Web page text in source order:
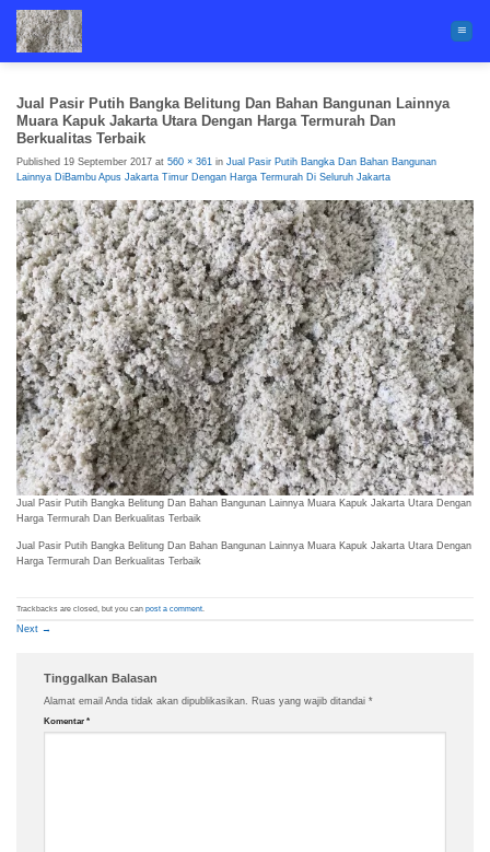
content
Jual Pasir Putih Bangka Belitung Dan Bahan Bangunan Lainnya
Muara Kapuk Jakarta Utara Dengan Harga Termurah Dan
Berkualitas Terbaik
Published 19 September 2017 at 560 × 361 in Jual Pasir Putih Bangka Dan Bahan Bangunan
Lainnya DiBambu Apus Jakarta Timur Dengan Harga Termurah Di Seluruh Jakarta
Jual Pasir Putih Bangka Belitung Dan Bahan Bangunan Lainnya Muara Kapuk Jakarta Utara Dengan
Harga Termurah Dan Berkualitas Terbaik
Jual Pasir Putih Bangka Belitung Dan Bahan Bangunan Lainnya Muara Kapuk Jakarta Utara Dengan
Harga Termurah Dan Berkualitas Terbaik
Trackbacks are closed, but you can post a comment
Next →
Tinggalkan Balasan
Alamat email Anda tidak akan dipublikasikan. Ruas yang wajib ditandai *
Komentar *